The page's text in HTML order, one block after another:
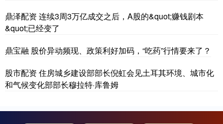
鼎泽配资 连续3周3万亿成交之后，A股的&quot;赚钱剧本
&quot;已经变了
鼎宝融 股价异动频现、政策利好加码，“吃药”行情要来了？
股市配资 住房城乡建设部部长倪虹会见土耳其环境、城市化
和气候变化部部长穆拉特·库鲁姆